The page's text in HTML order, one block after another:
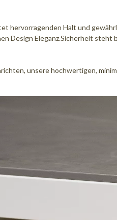
hervorragenden Halt und
Design Eleganz.Sicherheit steht
unsere hochwertigen,